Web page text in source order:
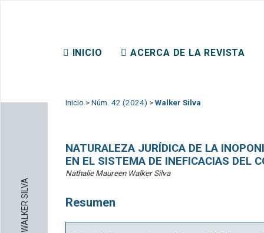
INICIO ACERCA DE LA REVISTA
WALKER SILVA
Inicio > Núm. 42 (2024) > Walker Silva
NATURALEZA JURÍDICA DE LA
EN EL SISTEMA DE INEFICACIAS DEL
Nathalie Maureen Walker Silva
Resumen